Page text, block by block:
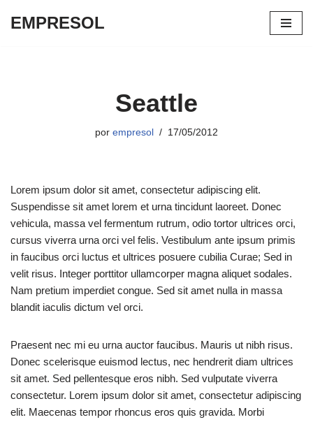
EMPRESOL
Seattle
por empresol 17/05/2012
Lorem ipsum dolor sit amet, consectetur adipiscing elit.
Suspendisse sit amet lorem et urna tincidunt laoreet. Donec
vehicula, massa vel fermentum rutrum, odio tortor ultrices orci,
cursus viverra urna orci vel felis. Vestibulum ante ipsum primis
in faucibus orci luctus et ultrices posuere cubilia Curae; Sed in
velit risus. Integer porttitor ullamcorper magna aliquet sodales.
Nam pretium imperdiet congue. Sed sit amet nulla in massa
blandit iaculis dictum vel orci.
Praesent nec mi eu urna auctor faucibus. Mauris ut nibh risus.
Donec scelerisque euismod lectus, nec hendrerit diam ultrices
sit amet. Sed pellentesque eros nibh. Sed vulputate viverra
consectetur. Lorem ipsum dolor sit amet, consectetur adipiscing
elit. Maecenas tempor rhoncus eros quis gravida. Morbi